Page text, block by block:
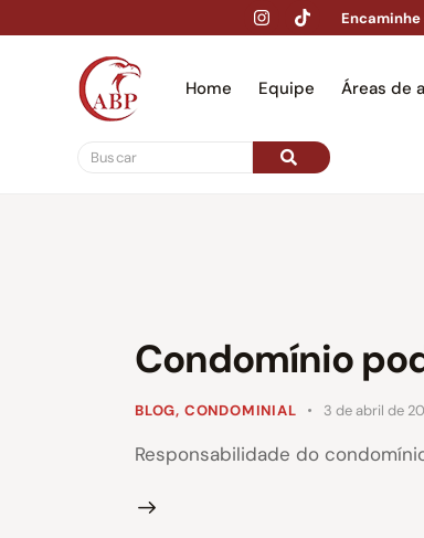
Home Equipe Áreas de
Condomínio
BLOG, CONDOMINIAL 3 de abril de
Responsabilidade do